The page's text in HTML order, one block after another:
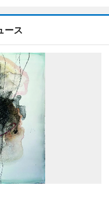
ース